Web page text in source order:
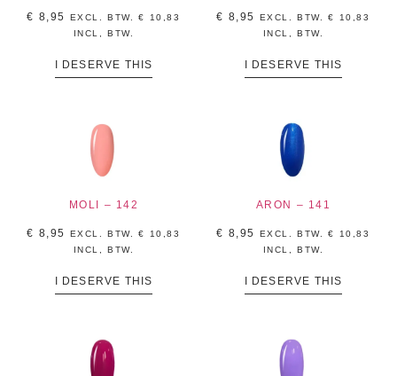
€ 8,95 EXCL. BTW.€
10,83
INCL, BTW.
I DESERVE THIS
€ 8,95 EXCL. BTW.€
10,83
INCL, BTW.
I DESERVE THIS
MOLI – 142
€ 8,95 EXCL. BTW.€
10,83
INCL, BTW.
I DESERVE THIS
ARON – 141
€ 8,95 EXCL. BTW.€
10,83
INCL, BTW.
I DESERVE THIS